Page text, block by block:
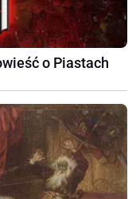
o Piastach